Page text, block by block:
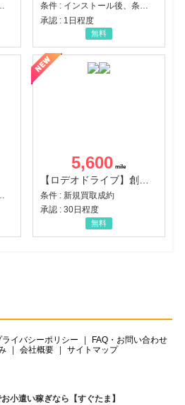
後、条件達成
条件 : インストール後、条件達成
承認 : 1日程度
無料
5,600
条件 : 新規買取成約
承認 : 30日程度
無料
ライバシーポリシー
FAQ・お問い合わせ
会社概要 サイトマップ
小遣い稼ぎなら【すぐたま】